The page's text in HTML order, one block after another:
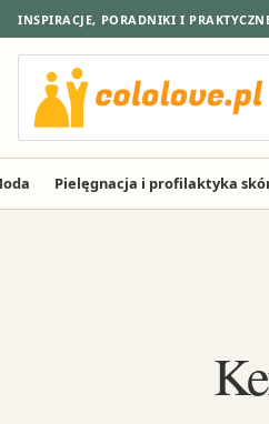
INSPIRACJE, PORADNIKI I
Pielęgnacja i profilaktyka